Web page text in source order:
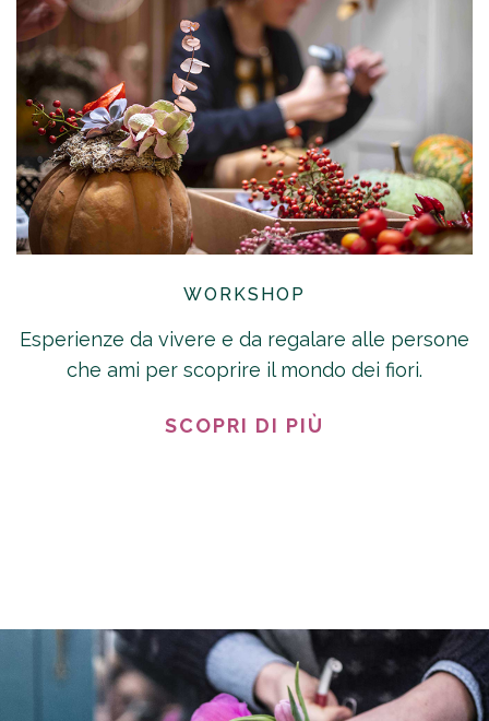
WORKSHOP
Esperienze da vivere e da regalare alle persone
che ami per scoprire il mondo dei fiori.
SCOPRI DI PIÙ